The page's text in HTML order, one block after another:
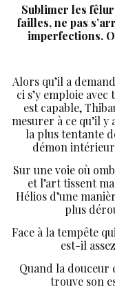
Sublimer les
failles, ne pas
imperfections.
Alors qu’il a
ci s’y emploie
est capable,
mesurer à ce qu’il y
la plus tentante
démon
Sur une voie où
et l’art tissent
Hélios d’une
plus
Face à la tempête
est-il
Quand la douceur
trouve son